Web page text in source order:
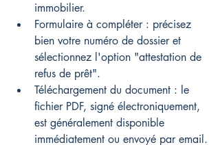
immobilier.
Formulaire à compléter : précisez
bien votre numéro de dossier et
sélectionnez l'option "attestation de
refus de prêt".
Téléchargement du document : le
fichier PDF, signé électroniquement,
est généralement disponible
immédiatement ou envoyé par email.